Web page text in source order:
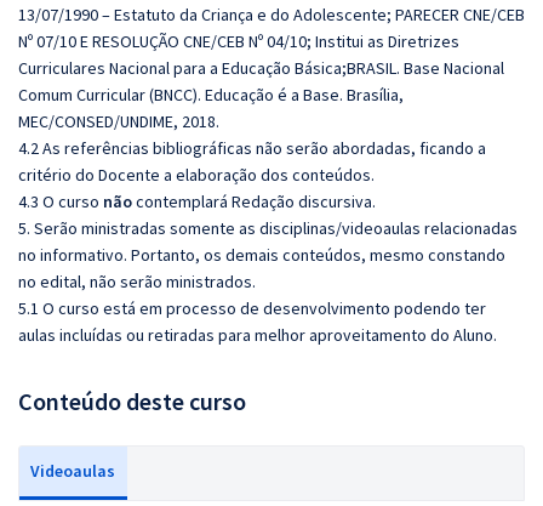
13/07/1990 – Estatuto da Criança e do Adolescente; PARECER CNE/CEB
Nº 07/10 E RESOLUÇÃO CNE/CEB Nº 04/10; Institui as Diretrizes
Curriculares Nacional para a Educação Básica;BRASIL. Base Nacional
Comum Curricular (BNCC). Educação é a Base. Brasília,
MEC/CONSED/UNDIME, 2018.
4.2 As referências bibliográficas não serão abordadas, ficando a
critério do Docente a elaboração dos conteúdos.
4.3 O curso nãocontemplará Redação discursiva.
5. Serão ministradas somente as disciplinas/videoaulas relacionadas
no informativo. Portanto, os demais conteúdos, mesmo constando
no edital, não serão ministrados.
5.1 O curso está em processo de desenvolvimento podendo ter
aulas incluídas ou retiradas para melhor aproveitamento do Aluno.
Conteúdo deste curso
Videoaulas